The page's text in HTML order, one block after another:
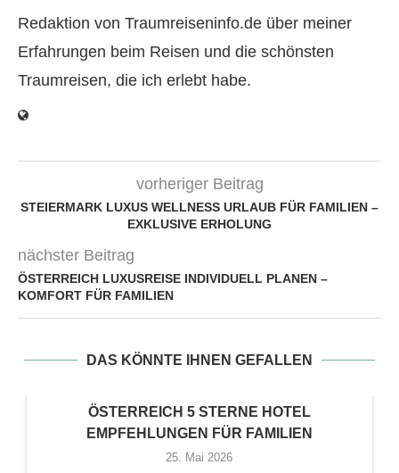
Redaktion von Traumreiseninfo.de über meiner
Erfahrungen beim Reisen und die schönsten
Traumreisen, die ich erlebt habe.
vorheriger Beitrag
STEIERMARK LUXUS WELLNESS URLAUB FÜR FAMILIEN –
EXKLUSIVE ERHOLUNG
nächster Beitrag
ÖSTERREICH LUXUSREISE INDIVIDUELL PLANEN –
KOMFORT FÜR FAMILIEN
DAS KÖNNTE IHNEN GEFALLEN
ÖSTERREICH 5 STERNE HOTEL
EMPFEHLUNGEN FÜR FAMILIEN
25. Mai 2026